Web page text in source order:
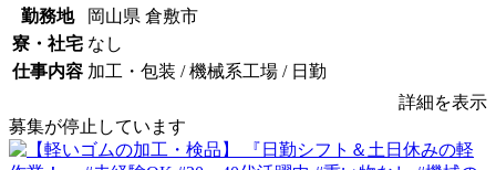
勤務地
岡山県 倉敷市
寮・社宅 なし
仕事内容 加工・包装 / 機械系工場 / 日勤
詳細を表示
募集が停止しています